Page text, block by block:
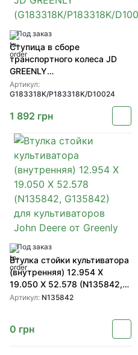
Под заказ
Ступица в сборе
транспортного колеса JD
GREENLY
(G183318K/P183318K/D10024)
Артикул:
G183318K/P183318K/D10024
1 892 грн
Под заказ
Втулка стойки культиватора
(внутренняя) 12.954 X
19.050 X 52.578 (N135842,
G135842) для культиваторов
Артикул: N135842
0 грн